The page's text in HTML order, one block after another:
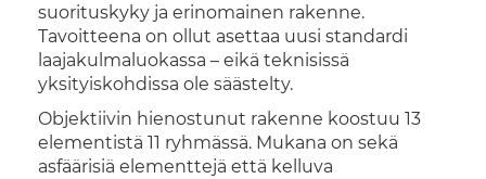
suorituskyky ja erinomainen rakenne.
Tavoitteena on ollut asettaa uusi standardi
laajakulmaluokassa – eikä teknisissä
yksityiskohdissa ole säästelty.
Objektiivin hienostunut rakenne koostuu 13
elementistä 11 ryhmässä. Mukana on sekä
asfäärisiä elementtejä että kelluva